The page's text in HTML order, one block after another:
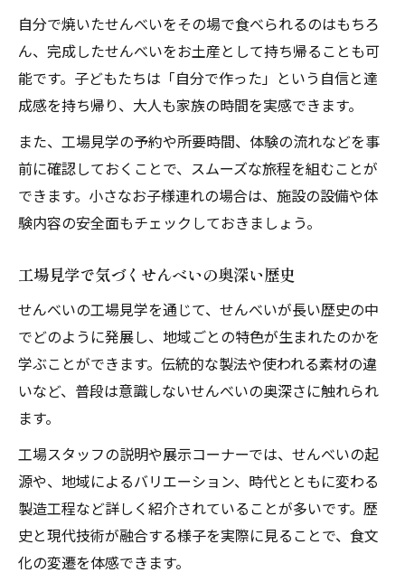
自分で焼いたせんべいをその場で食べられるのはもちろ
ん、完成したせんべいをお土産として持ち帰ることも可
能です。子どもたちは「自分で作った」という自信と達
成感を持ち帰り、大人も家族の時間を実感できます。
また、工場見学の予約や所要時間、体験の流れなどを事
前に確認しておくことで、スムーズな旅程を組むことが
できます。小さなお子様連れの場合は、施設の設備や体
験内容の安全面もチェックしておきましょう。
工場見学で気づくせんべいの奥深い歴史
せんべいの工場見学を通じて、せんべいが長い歴史の中
でどのように発展し、地域ごとの特色が生まれたのかを
学ぶことができます。伝統的な製法や使われる素材の違
いなど、普段は意識しないせんべいの奥深さに触れられ
ます。
工場スタッフの説明や展示コーナーでは、せんべいの起
源や、地域によるバリエーション、時代とともに変わる
製造工程など詳しく紹介されていることが多いです。歴
史と現代技術が融合する様子を実際に見ることで、食文
化の変遷を体感できます。